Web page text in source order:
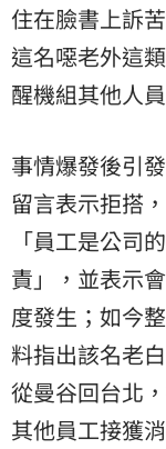
住在臉書上訴
這名噁老外這
醒機組其他人
事情爆發後引
留言表示拒搭
「員工是公司
責」，並表示
度發生；如今
料指出該名老
從曼谷回台北
其他員工接獲